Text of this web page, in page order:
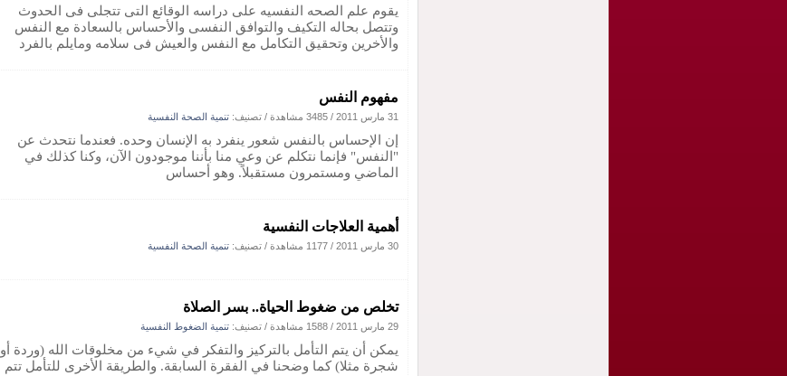
يقوم علم الصحه النفسيه على دراسه الوقائع التى تتجلى فى الحدوث
وتتصل بحاله التكيف والتوافق النفسى والأحساس بالسعادة مع النفس
والأخرين وتحقيق التكامل مع النفس والعيش فى سلامه ومايلم بالفرد
مفهوم النفس
31 مارس 2011 / 3485 مشاهدة / تصنيف: تنمية الصحة النفسية
إن الإحساس بالنفس شعور ينفرد به الإنسان وحده. فعندما نتحدث عن
"النفس" فإنما نتكلم عن وعي منا بأننا موجودون الآن، وكنا كذلك في
الماضي ومستمرون مستقبلاً. وهو أحساس
أهمية العلاجات النفسية
30 مارس 2011 / 1177 مشاهدة / تصنيف: تنمية الصحة النفسية
تخلص من ضغوط الحياة.. بسر الصلاة
29 مارس 2011 / 1588 مشاهدة / تصنيف: تنمية الضغوط النفسية
يمكن أن يتم التأمل بالتركيز والتفكر في شيء من مخلوقات الله (وردة أو
شجرة مثلا) كما وضحنا في الفقرة السابقة. والطريقة الأخرى للتأمل تتم